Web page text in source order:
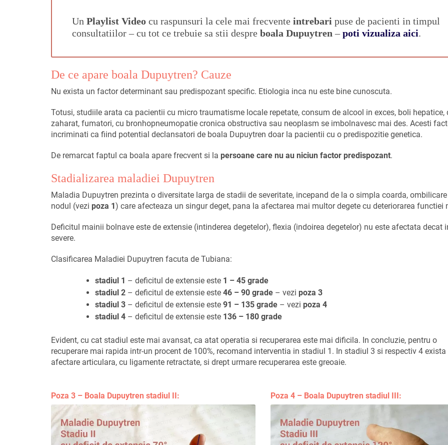
Un Playlist Video cu raspunsuri la cele mai frecvente intrebari puse de pacienti in timpul
consultatiilor – cu tot ce trebuie sa stii despre boala Dupuytren–poti vizualiza aici.
De ce apare boala Dupuytren? Cauze
Nu exista un factor determinant sau predispozant specific. Etiologia inca nu este bine cunoscuta.
Totusi, studiile arata ca pacientii cu micro traumatisme locale repetate, consum de alcool in exces, boli hepatice,
zaharat, fumatori, cu bronhopneumopatie cronica obstructiva sau neoplasm se imbolnavesc mai des. Acesti
incriminati ca fiind potential declansatori de boala Dupuytren doar la pacientii cu o predispozitie genetica.
De remarcat faptul ca boala apare frecvent si la persoane care nu au niciun factor predispozant.
Stadializarea maladiei Dupuytren
Maladia Dupuytren prezinta o diversitate larga de stadii de severitate, incepand de la o simpla coarda,
nodul (vezi poza 1) care afecteaza un singur deget, pana la afectarea mai multor degete cu deteriorarea functiei
Deficitul mainii bolnave este de extensie (intinderea degetelor), flexia (indoirea degetelor) nu este afectata decat
severe.
Clasificarea Maladiei Dupuytren facuta de Tubiana:
stadiul 1 – deficitul de extensie este 1 – 45 grade
stadiul 2 – deficitul de extensie este 46 – 90 grade – vezi poza 3
stadiul 3 – deficitul de extensie este 91 – 135 grade – vezi poza 4
stadiul 4 – deficitul de extensie este 136 – 180 grade
Evident, cu cat stadiul este mai avansat, ca atat operatia si recuperarea este mai dificila. In concluzie, pentru o
recuperare mai rapida intr-un procent de 100%, recomand interventia in stadiul 1. In stadiul 3 si respectiv 4 exista
afectare articulara, cu ligamente retractate, si drept urmare recuperarea este greoaie.
Poza 3 – Boala Dupuytren stadiul II: Poza 4 – Boala Dupuytren stadiul III: